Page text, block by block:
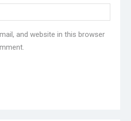
and website in this browser